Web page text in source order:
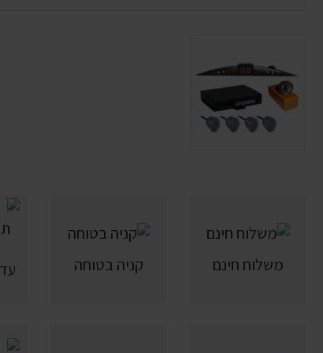
משלוח חינם קניה בטוחה